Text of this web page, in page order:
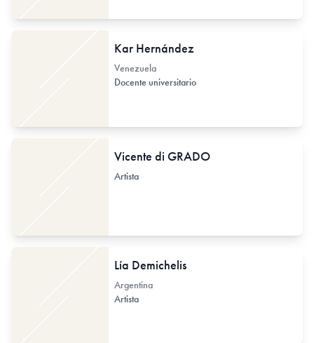
Kar Hernández
Venezuela
Docente universitario
Vicente di GRADO
Artista
Lía Demichelis
Argentina
Artista